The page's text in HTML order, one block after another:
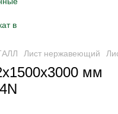
Лист нержавеющий
мм